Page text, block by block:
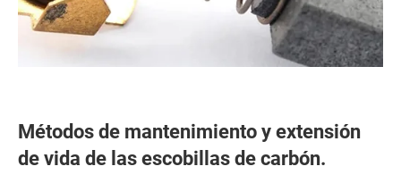
Métodos de mantenimiento y extensión
de vida de las escobillas de carbón.